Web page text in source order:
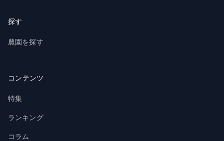
探す
農園を探す
コンテンツ
特集
ランキング
コラム